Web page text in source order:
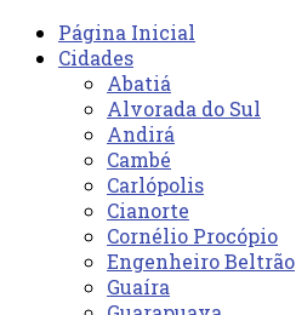
Página Inicial
Cidades
Abatiá
Alvorada do Sul
Andirá
Cambé
Carlópolis
Cianorte
Cornélio Procópio
Engenheiro Beltrão
Guaíra